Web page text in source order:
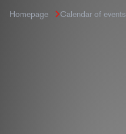
Homepage Calendar of events